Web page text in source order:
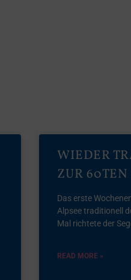
WIEDER
ZUR
Das erste
Alpsee traditionell
Mal richtete der
READ MORE »